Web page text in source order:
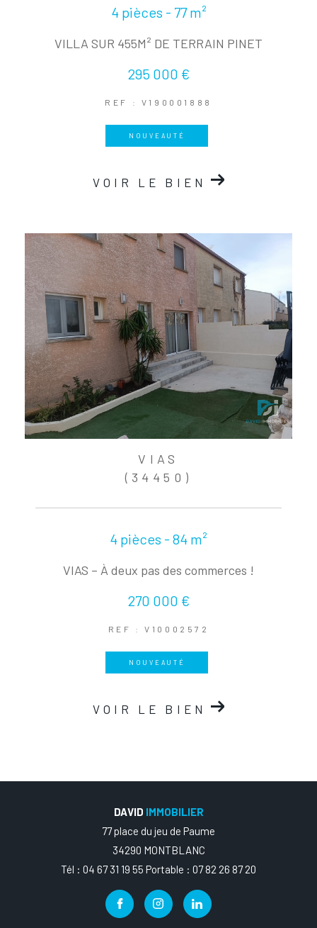
4 pièces - 77 m²
VILLA SUR 455M² DE TERRAIN PINET
295 000 €
REF : V190001888
NOUVEAUTÉ
VOIR LE BIEN
VIAS
(34450)
4 pièces - 84 m²
VIAS – À deux pas des commerces !
270 000 €
REF : V10002572
NOUVEAUTÉ
VOIR LE BIEN
DAVID IMMOBILIER
77 place du jeu de Paume
34290 MONTBLANC
Tél : 04 67 31 19 55 Portable : 07 82 26 87 20